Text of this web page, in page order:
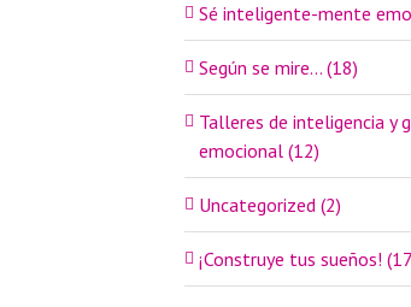
Sé inteligente-mente
Según se mire… (18)
Talleres de inteligencia y
emocional (12)
Uncategorized (2)
¡Construye tus sueños!